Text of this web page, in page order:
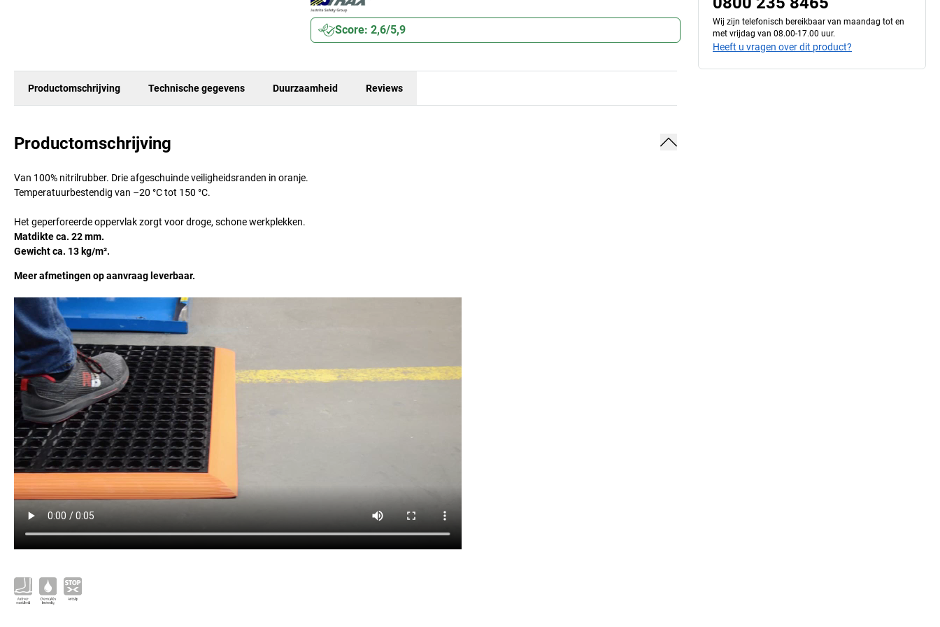
Score: 2,6/5,9
Productomschrijving Technische gegevens Duurzaamheid Reviews
Productomschrijving
Van 100% nitrilrubber. Drie afgeschuinde veiligheidsranden in oranje.
Temperatuurbestendig van –20 °C tot 150 °C.
Het geperforeerde oppervlak zorgt voor droge, schone werkplekken.
Matdikte ca. 22 mm.
Gewicht ca. 13 kg/m².
Meer afmetingen op aanvraag leverbaar.
Wij zijn telefonisch bereikbaar van maandag tot en
met vrijdag van 08.00-17.00 uur.
Heeft u vragen over dit product?